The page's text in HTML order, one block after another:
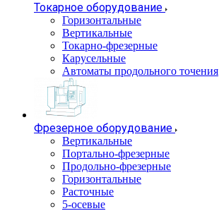
Токарное оборудование
Горизонтальные
Вертикальные
Токарно-фрезерные
Карусельные
Автоматы продольного точения
Фрезерное оборудование
Вертикальные
Портально-фрезерные
Продольно-фрезерные
Горизонтальные
Расточные
5-осевые